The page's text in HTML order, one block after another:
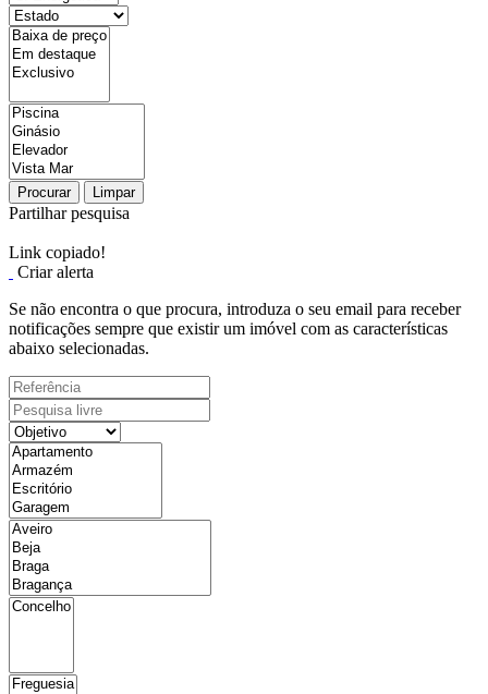
Procurar Limpar
Partilhar pesquisa
Link copiado!
Criar alerta
Se não encontra o que procura, introduza o seu email para receber
notificações sempre que existir um imóvel com as características
abaixo selecionadas.